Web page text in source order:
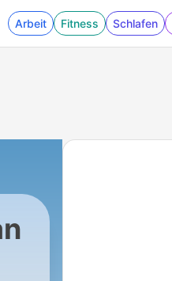
Arbeit Fitness Schlafen